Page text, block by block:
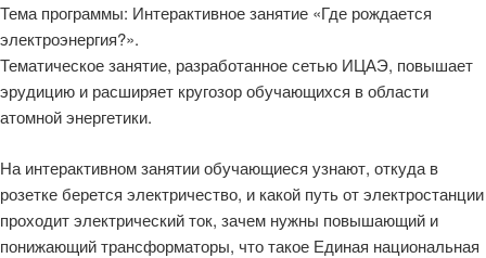
Тема программы: Интерактивное занятие «Где рождается
электроэнергия?».
Тематическое занятие, разработанное сетью ИЦАЭ, повышает
эрудицию и расширяет кругозор обучающихся в области
атомной энергетики.
На интерактивном занятии обучающиеся узнают, откуда в
розетке берется электричество, и какой путь от электростанции
проходит электрический ток, зачем нужны повышающий и
понижающий трансформаторы, что такое Единая национальная